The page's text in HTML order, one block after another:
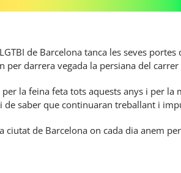
de Barcelona tanca les seves
darrera vegada la persiana del
per la feina feta tots aquests anys i per
saber que continuaran treballant i
de Barcelona on cada dia anem